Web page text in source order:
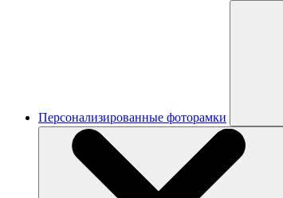
Персонализированные фоторамки